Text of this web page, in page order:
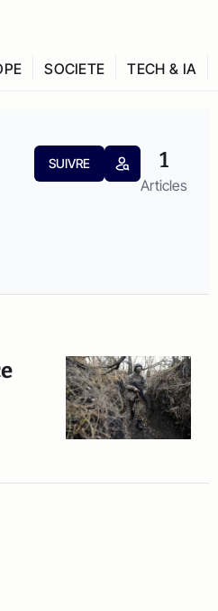
SOCIETE TECH & IA
SUIVRE 1
Articles